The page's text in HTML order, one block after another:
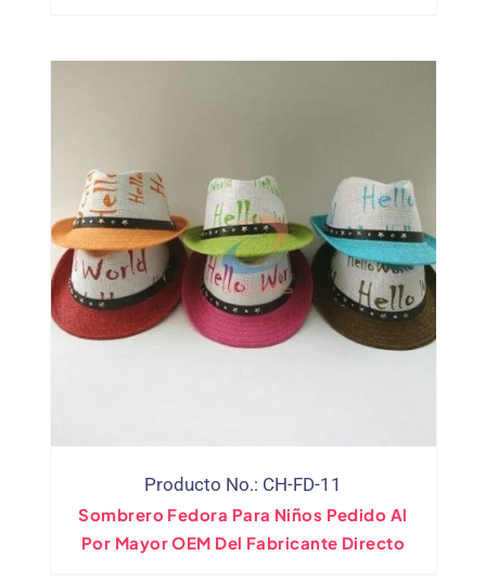
Producto No.: CH-FD-11
Sombrero Fedora Para Niños Pedido Al
Por Mayor OEM Del Fabricante Directo